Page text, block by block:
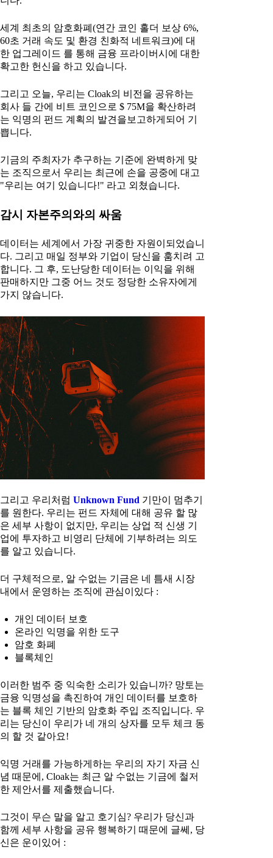
세계 최초의 암호화폐(연간 코인 홀더 보상 6%,
60초 거래 속도 및 환경 친화적 네트워크)에 대
한 업그레이드 를 통해 금융 프라이버시에 대한
확고한 헌신을 하고 있습니다.
그리고 오늘, 우리는 Cloak의 비전을 공유하는
회사 들 간에 비트 코인으로 $ 75M을 확산하려
는 익명의 펀드 계획의 발견을보고하게되어 기
쁩니다.
기금의 주최자가 추구하는 기준에 완벽하게 맞
는 조직으로서 우리는 최근에 손을 공중에 대고
"우리는 여기 있습니다!" 라고 외쳤습니다.
감시 자본주의와의 싸움
데이터는 세계에서 가장 귀중한 자원이되었습니
다. 그리고 매일 정부와 기업이 당신을 훔치려 고
합니다. 그 후, 도난당한 데이터는 이익을 위해
판매하지만 그중 어느 것도 정당한 소유자에게
가지 않습니다.
그리고 우리처럼 Unknown Fund 기만이 멈추기
를 원한다. 우리는 펀드 자체에 대해 공유 할 많
은 세부 사항이 없지만, 우리는 상업 적 신생 기
업에 투자하고 비영리 단체에 기부하려는 의도
를 알고 있습니다.
더 구체적으로, 알 수없는 기금은 네 틈새 시장
내에서 운영하는 조직에 관심이있다 :
개인 데이터 보호
온라인 익명을 위한 도구
암호 화폐
블록체인
이러한 범주 중 익숙한 소리가 있습니까? 망토는
금융 익명성을 촉진하여 개인 데이터를 보호하
는 블록 체인 기반의 암호화 주입 조직입니다. 우
리는 당신이 우리가 네 개의 상자를 모두 체크 동
의 할 것 같아요!
익명 거래를 가능하게하는 우리의 자기 자금 신
념 때문에, Cloak는 최근 알 수없는 기금에 철저
한 제안서를 제출했습니다.
그것이 무슨 말을 알고 호기심? 우리가 당신과
함께 세부 사항을 공유 행복하기 때문에 글쎄, 당
신은 운이있어 :